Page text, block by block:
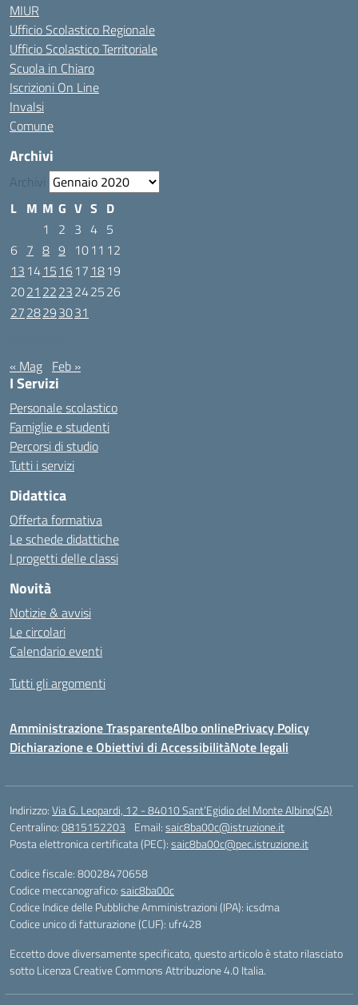
MIUR
Ufficio Scolastico Regionale
Ufficio Scolastico Territoriale
Scuola in Chiaro
Iscrizioni On Line
Invalsi
Comune
Archivi
Archivi
L M M G V S D
1
2 3 4 5
6 7 8 9 1011 12
13 1415 1617 1819
2021 2223242526
2728293031
« Mag Feb »
I Servizi
Personale scolastico
Famiglie e studenti
Percorsi di studio
Tutti i servizi
Didattica
Offerta formativa
Le schede didattiche
I progetti delle classi
Novità
Notizie & avvisi
Le circolari
Calendario eventi
Tutti gli argomenti
Amministrazione TrasparenteAlbo onlinePrivacy Policy
Dichiarazione e Obiettivi di AccessibilitàNote legali
Indirizzo:Via G. Leopardi, 12 - 84010 Sant’Egidio del Monte Albino(SA)
Centralino:0815152203 Email:saic8ba00c@istruzione.it
Posta elettronica certificata (PEC):saic8ba00c@pec.istruzione.it
Codice fiscale: 80028470658
Codice meccanografico:saic8ba00c
Codice Indice delle Pubbliche Amministrazioni (IPA): icsdma
Codice unico di fatturazione (CUF): ufr428
Eccetto dove diversamente specificato, questo articolo è stato rilasciato
sotto Licenza Creative Commons Attribuzione 4.0 Italia.